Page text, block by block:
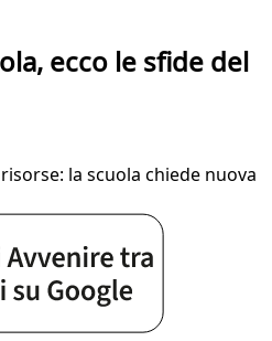
ecco le sfide del
la scuola chiede nuova